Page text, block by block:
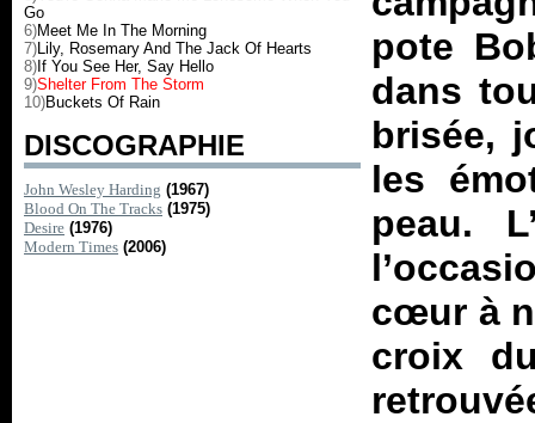
Go
6)Meet Me In The Morning
7)Lily, Rosemary And The Jack Of Hearts
8) If You See Her, Say Hello
9)Shelter From The Storm
10)Buckets Of Rain
DISCOGRAPHIE
John Wesley Harding (1967)
Blood On The Tracks (1975)
Desire (1976)
Modern Times (2006)
pote
dans
brisée,
les
peau.
cœur à
croix